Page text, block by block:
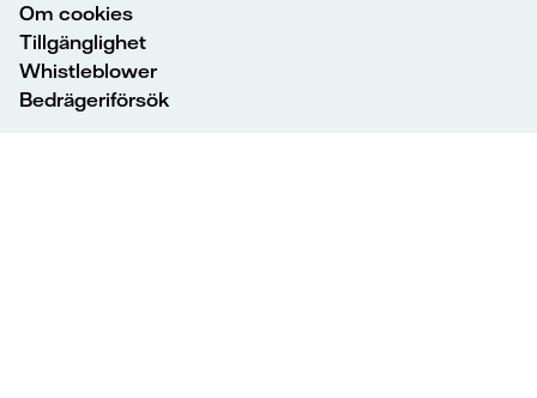
Om cookies
Tillgänglighet
Whistleblower
Bedrägeriförsök